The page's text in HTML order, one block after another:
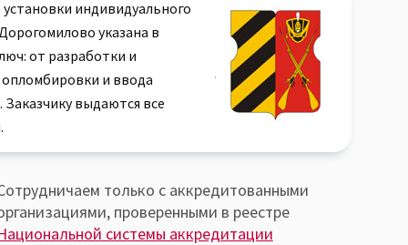
индивидуального
указана в
от разработки и
и ввода
выдаются все
только с аккредитованными
проверенными в реестре
системы аккредитации